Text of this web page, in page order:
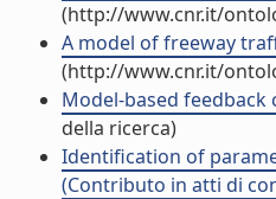
(http://www.cnr.it/
A model of freeway
(http://www.cnr.it/
Model-based
della ricerca)
Identification of
(Contributo in atti di